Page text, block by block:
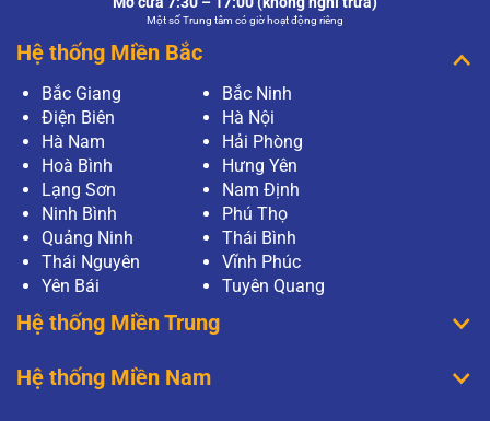
Một số Trung tâm có giờ hoạt động riêng
Hệ thống Miền Bắc
Bắc Giang
Bắc Ninh
Điện Biên
Hà Nội
Hà Nam
Hải Phòng
Hoà Bình
Hưng Yên
Lạng Sơn
Nam Định
Ninh Bình
Phú Thọ
Quảng Ninh
Thái Bình
Thái Nguyên
Vĩnh Phúc
Yên Bái
Tuyên Quang
Hệ thống Miền Trung
Hệ thống Miền Nam